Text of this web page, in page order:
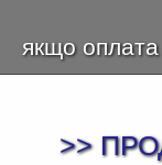
якщо
>>